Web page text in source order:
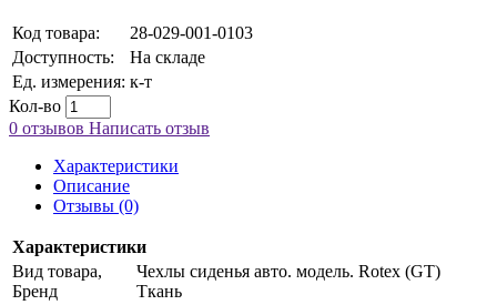
Код товара:
28-029-001-0103
Доступность:
На складе
Ед. измерения: к-т
Кол-во
0 отзывов Написать отзыв
Характеристики
Описание
Отзывы (0)
Характеристики
Вид товара,
Бренд
Чехлы сиденья авто. модель. Rotex (GT)
Ткань